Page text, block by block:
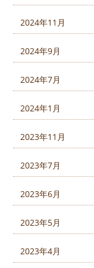
2024年11月
2024年9月
2024年7月
2024年1月
2023年11月
2023年7月
2023年6月
2023年5月
2023年4月